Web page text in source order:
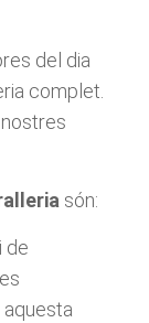
del dia
complet.
són:
de